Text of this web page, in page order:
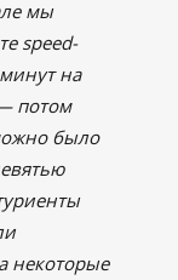
мы
speed-
на
потом
было
некоторые